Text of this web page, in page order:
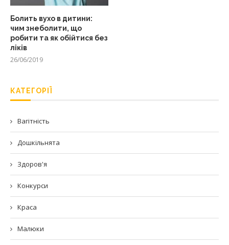
Болить вухо в дитини:
чим знеболити, що
робити та як обійтися без
ліків
26/06/2019
КАТЕГОРІЇ
Вагітність
Дошкільнята
Здоров'я
Конкурси
Краса
Малюки